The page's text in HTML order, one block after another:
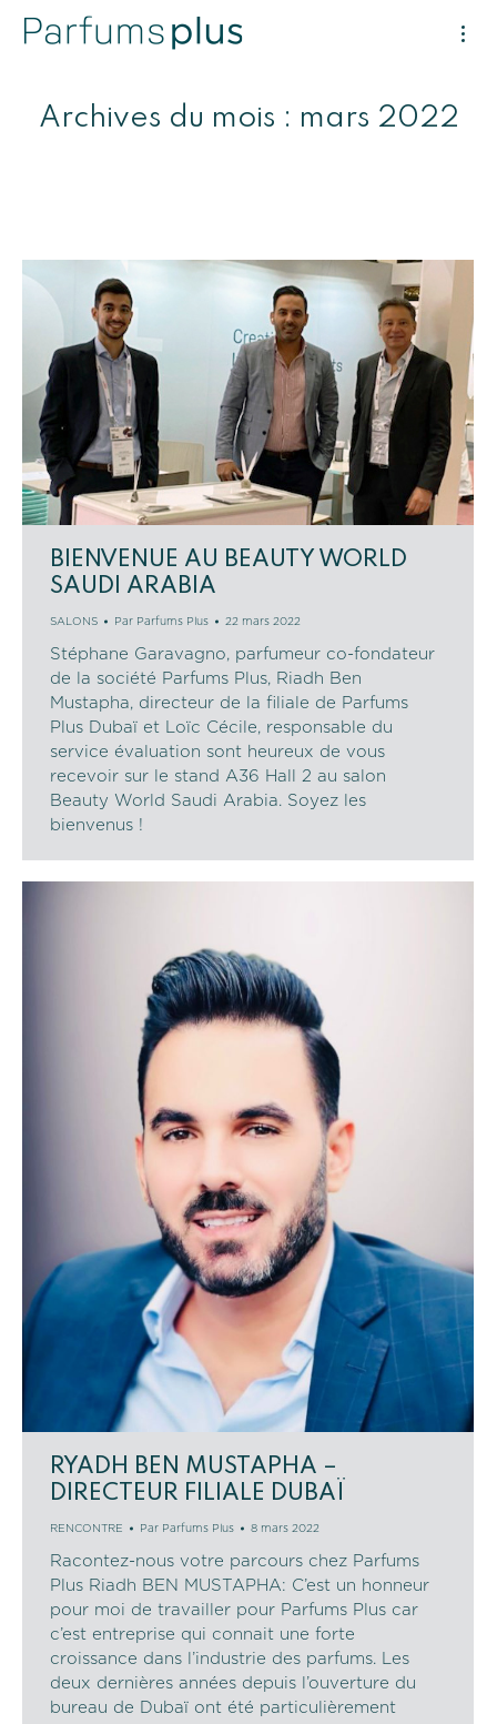
Archives du mois : mars 2022
BIENVENUE AU BEAUTY WORLD
SAUDI ARABIA
SALONS Par Parfums Plus 22 mars 2022
Stéphane Garavagno, parfumeur co-fondateur
de la société Parfums Plus, Riadh Ben
Mustapha, directeur de la filiale de Parfums
Plus Dubaï et Loïc Cécile, responsable du
service évaluation sont heureux de vous
recevoir sur le stand A36 Hall 2 au salon
Beauty World Saudi Arabia. Soyez les
bienvenus !
RYADH BEN MUSTAPHA –
DIRECTEUR FILIALE DUBAÏ
RENCONTRE Par Parfums Plus 8 mars 2022
Racontez-nous votre parcours chez Parfums
Plus Riadh BEN MUSTAPHA: C’est un honneur
pour moi de travailler pour Parfums Plus car
c’est entreprise qui connait une forte
croissance dans l’industrie des parfums. Les
deux dernières années depuis l’ouverture du
bureau de Dubaï ont été particulièrement